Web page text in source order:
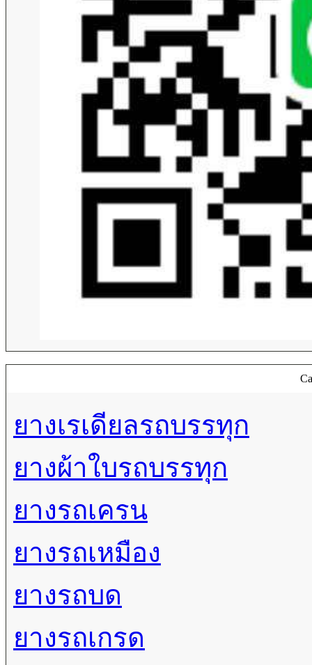
ยางเรเดียลรถบรรทุก
ยางผ้าใบรถบรรทุก
ยางรถเครน
ยางรถเหมือง
ยางรถบด
ยางรถเกรด